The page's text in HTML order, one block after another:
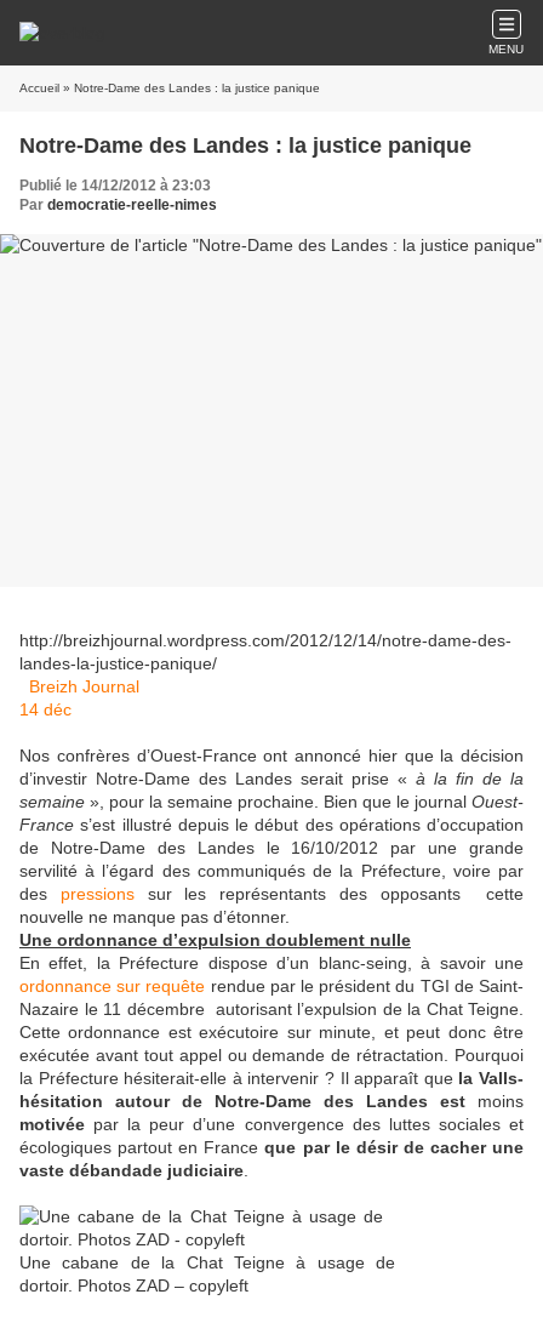
MENU
Accueil » Notre-Dame des Landes : la justice panique
Notre-Dame des Landes : la justice panique
Publié le 14/12/2012 à 23:03
Par democratie-reelle-nimes
http://breizhjournal.wordpress.com/2012/12/14/notre-dame-des-
landes-la-justice-panique/
Breizh Journal
14 déc
Nos confrères d’Ouest-France ont annoncé hier que la décision
d’investir Notre-Dame des Landes serait prise « à la fin de la
semaine », pour la semaine prochaine. Bien que le journal Ouest-
France s’est illustré depuis le début des opérations d’occupation
de Notre-Dame des Landes le 16/10/2012 par une grande
servilité à l’égard des communiqués de la Préfecture, voire par
des pressionssur les représentants des opposants cette
nouvelle ne manque pas d’étonner.
Une ordonnance d’expulsion doublement nulle
En effet, la Préfecture dispose d’un blanc-seing, à savoir une
ordonnance sur requête rendue par le président du TGI de Saint-
Nazaire le 11 décembre autorisant l’expulsion de la Chat Teigne.
Cette ordonnance est exécutoire sur minute, et peut donc être
exécutée avant tout appel ou demande de rétractation. Pourquoi
la Préfecture hésiterait-elle à intervenir ? Il apparaît que la Valls-
hésitation
autour de Notre-Dame des Landes est moins
motivée par la peur d’une convergence des luttes sociales et
écologiques partout en Franceque par le désir de cacher une
vaste débandade judiciaire
Une cabane de la Chat Teigne à usage de
dortoir. Photos ZAD – copyleft